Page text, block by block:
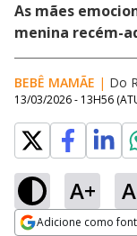
As mães
menina recém-
BEBÊ MAMÃE | Do
13/03/2026 - 13H56
A+
Adicione como